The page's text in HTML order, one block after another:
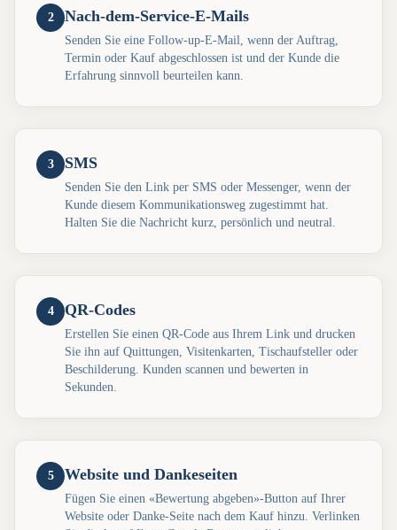
2 Nach-dem-Service-E-Mails
Senden Sie eine Follow-up-E-Mail, wenn der Auftrag,
Termin oder Kauf abgeschlossen ist und der Kunde die
Erfahrung sinnvoll beurteilen kann.
3 SMS
Senden Sie den Link per SMS oder Messenger, wenn der
Kunde diesem Kommunikationsweg zugestimmt hat.
Halten Sie die Nachricht kurz, persönlich und neutral.
4 QR-Codes
Erstellen Sie einen QR-Code aus Ihrem Link und drucken
Sie ihn auf Quittungen, Visitenkarten, Tischaufsteller oder
Beschilderung. Kunden scannen und bewerten in
Sekunden.
5 Website und Dankeseiten
Fügen Sie einen «Bewertung abgeben»-Button auf Ihrer
Website oder Danke-Seite nach dem Kauf hinzu. Verlinken